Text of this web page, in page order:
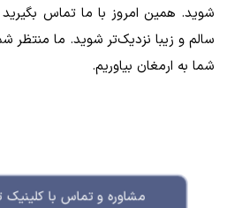
شوید. همین امروز با ما تماس
سالم و زیبا نزدیک‌تر شوید. ما منتظر
شما به ارمغان بیاوریم.
مشاوره و تماس با